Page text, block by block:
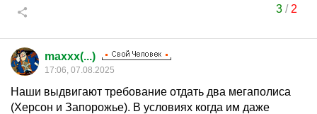
3/ 2
maxxx(...)
17:06, 07.08.2025
Наши выдвигают требование отдать два мегаполиса
(Херсон и Запорожье). В условиях когда им даже